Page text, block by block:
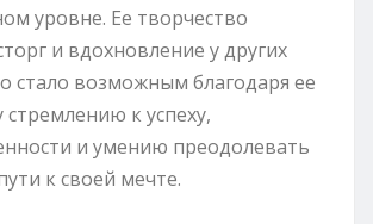
уровне. Ее творчество
и вдохновление у других
стало возможным благодаря ее
к успеху,
и умению преодолевать
к своей мечте.